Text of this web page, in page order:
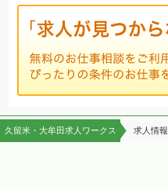
久留米・大牟田求人ワークス 求人情報